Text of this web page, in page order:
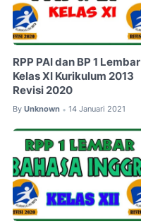
RPP PAI dan BP 1 Lembar
Kelas XI Kurikulum 2013
Revisi 2020
By Unknown • 14 Januari 2021